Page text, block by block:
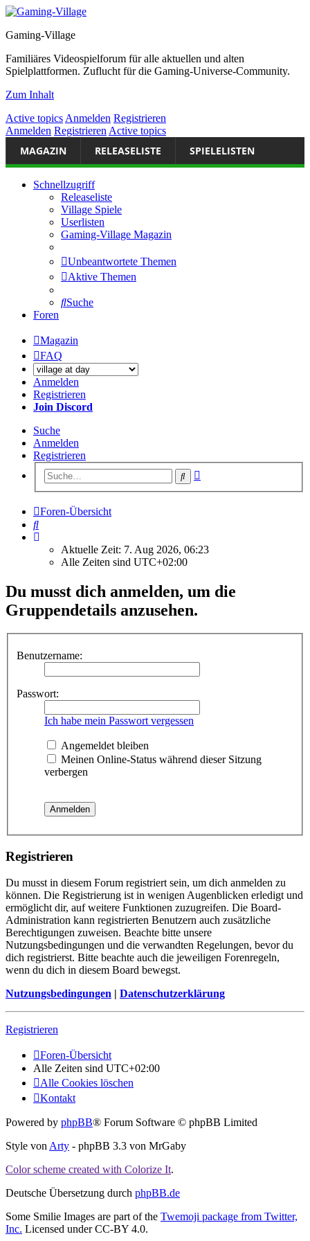
Gaming-Village
Familiäres Videospielforum für alle aktuellen und alten
Spielplattformen. Zuflucht für die Gaming-Universe-Community.
Zum Inhalt
Active topics Anmelden Registrieren
Anmelden Registrieren Active topics
MAGAZIN RELEASELISTE SPIELELISTEN
Schnellzugriff
Releaseliste
Village Spiele
Userlisten
Gaming-Village Magazin
Unbeantwortete Themen
Aktive Themen
Suche
Foren
Magazin
FAQ
Anmelden
Registrieren
Join Discord
Suche
Anmelden
Registrieren
Suche
Foren-Übersicht
Suche
Aktuelle Zeit: 7. Aug 2026, 06:23
Alle Zeiten sind UTC+02:00
Du musst dich anmelden, um die
Gruppendetails anzusehen.
Benutzername:
Passwort:
Ich habe mein Passwort vergessen
Angemeldet bleiben
Meinen Online-Status während dieser Sitzung
verbergen
Registrieren
Du musst in diesem Forum registriert sein, um dich anmelden zu
können. Die Registrierung ist in wenigen Augenblicken erledigt und
ermöglicht dir, auf weitere Funktionen zuzugreifen. Die Board-
Administration kann registrierten Benutzern auch zusätzliche
Berechtigungen zuweisen. Beachte bitte unsere
Nutzungsbedingungen und die verwandten Regelungen, bevor du
dich registrierst. Bitte beachte auch die jeweiligen Forenregeln,
wenn du dich in diesem Board bewegst.
Nutzungsbedingungen | Datenschutzerklärung
Registrieren
Foren-Übersicht
Alle Zeiten sind UTC+02:00
Alle Cookies löschen
Kontakt
Powered by phpBB® Forum Software © phpBB Limited
Style vonArty - phpBB 3.3 von MrGaby
Color scheme created with Colorize It.
Deutsche Übersetzung durch phpBB.de
Some Smilie Images are part of the Twemoji package from Twitter,
Inc. Licensed under CC-BY 4.0.